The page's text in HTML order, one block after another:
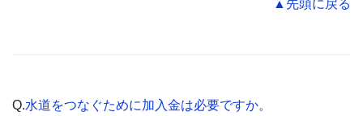
▲先頭に戻る
Q.水道をつなぐために加入金は必要ですか。